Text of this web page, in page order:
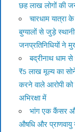
छह लाख लोगों की
चारधाम
बुग्यालों से जुड़े
जनप्रतिनिधियों ने
बद्रीनाथ धाम
₹5 लाख मूल्य का
करने वाले आरोपी को
अभिरक्षा में
भांग एक कैंसर
औषधि और प्राणवायु